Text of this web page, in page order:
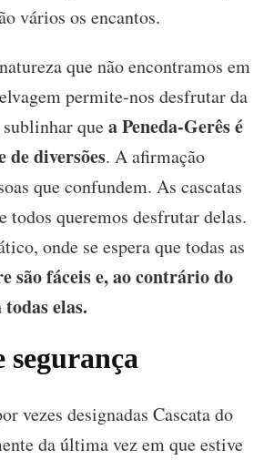
vários os encantos.
que não encontramos em
permite-nos desfrutar da
quea Peneda-Gerês é
de diversões. A afirmação
que confundem. As cascatas
todos queremos desfrutar delas.
onde se espera que todas as
são fáceis e, ao contrário do
elas.
segurança
vezes designadas Cascata do
da última vez em que estive